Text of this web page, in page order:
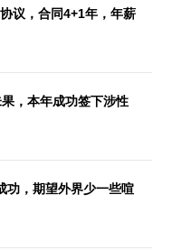
议，合同4+1年，年薪
，本年成功签下涉性
功，期望外界少一些喧